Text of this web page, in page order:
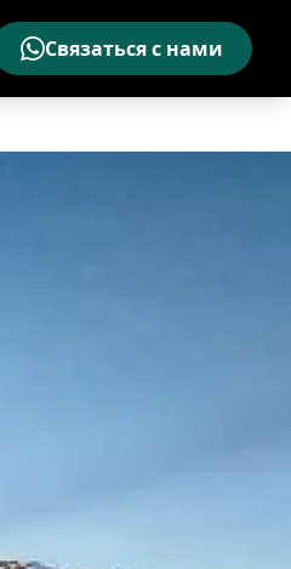
желаемого
Связаться с нами